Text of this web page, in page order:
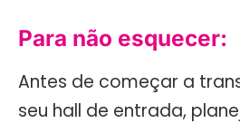
Para não esquecer:
Antes de começar a
seu hall de entrada,